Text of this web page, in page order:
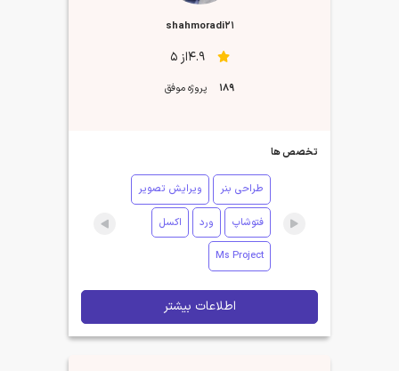
shahmoradi21
4.9از 5
189 پروژه موفق
تخصص ها
طراحی بنر ویرایش تصویر
فتوشاپ ورد اکسل
Ms Project
اطلاعات بیشتر